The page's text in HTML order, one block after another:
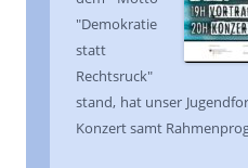
"Demokratie
statt
Rechtsruck"
stand, hat unser
Konzert samt